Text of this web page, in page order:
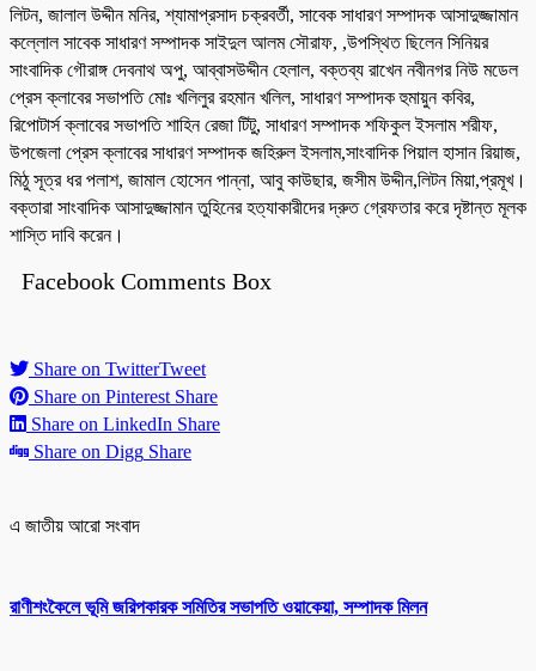
লিটন, জালাল উদ্দীন মনির, শ্যামাপ্রসাদ চক্রবর্তী, সাবেক সাধারণ সম্পাদক আসাদুজ্জামান
কল্লোল সাবেক সাধারণ সম্পাদক সাইদুল আলম সৌরাফ, ,উপস্থিত ছিলেন সিনিয়র
সাংবাদিক গৌরাঙ্গ দেবনাথ অপু, আব্বাসউদ্দীন হেলাল, বক্তব্য রাখেন নবীনগর নিউ মডেল
প্রেস ক্লাবের সভাপতি মোঃ খলিলুর রহমান খলিল, সাধারণ সম্পাদক হুমায়ুন কবির,
রিপোটার্স ক্লাবের সভাপতি শাহিন রেজা টিটু, সাধারণ সম্পাদক শফিকুল ইসলাম শরীফ,
উপজেলা প্রেস ক্লাবের সাধারণ সম্পাদক জহিরুল ইসলাম,সাংবাদিক পিয়াল হাসান রিয়াজ,
মিঠু সূত্র ধর পলাশ, জামাল হোসেন পান্না, আবু কাউছার, জসীম উদ্দীন,লিটন মিয়া,প্রমূখ।
বক্তারা সাংবাদিক আসাদুজ্জামান তুহিনের হত্যাকারীদের দ্রুত গ্রেফতার করে দৃষ্টান্ত মূলক
শাস্তি দাবি করেন।
Facebook Comments Box
Share on TwitterTweet
Share on Pinterest Share
Share on LinkedIn Share
Share on Digg Share
এ জাতীয় আরো সংবাদ
রাণীশংকৈলে ভূমি জরিপকারক সমিতির সভাপতি ওয়াকেয়া, সম্পাদক মিলন